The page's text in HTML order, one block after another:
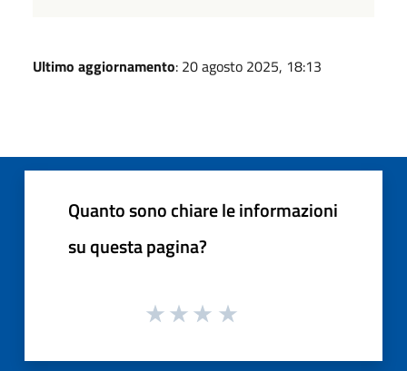
Ultimo aggiornamento: 20 agosto 2025, 18:13
Quanto sono chiare le informazioni
su questa pagina?